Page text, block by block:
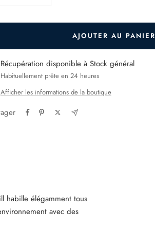
quantité
quantité
AJOUTER AU PANIER
Récupération disponible à Stock général
Habituellement prête en 24 heures
Afficher les informations de la boutique
habille élégamment tous
avec des